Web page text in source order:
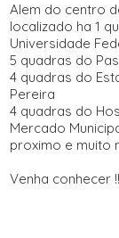
Alem do centro
localizado ha 1
Universidade
5 quadras do
4 quadras do
Pereira
4 quadras do
Mercado
proximo e muito
Venha conhecer